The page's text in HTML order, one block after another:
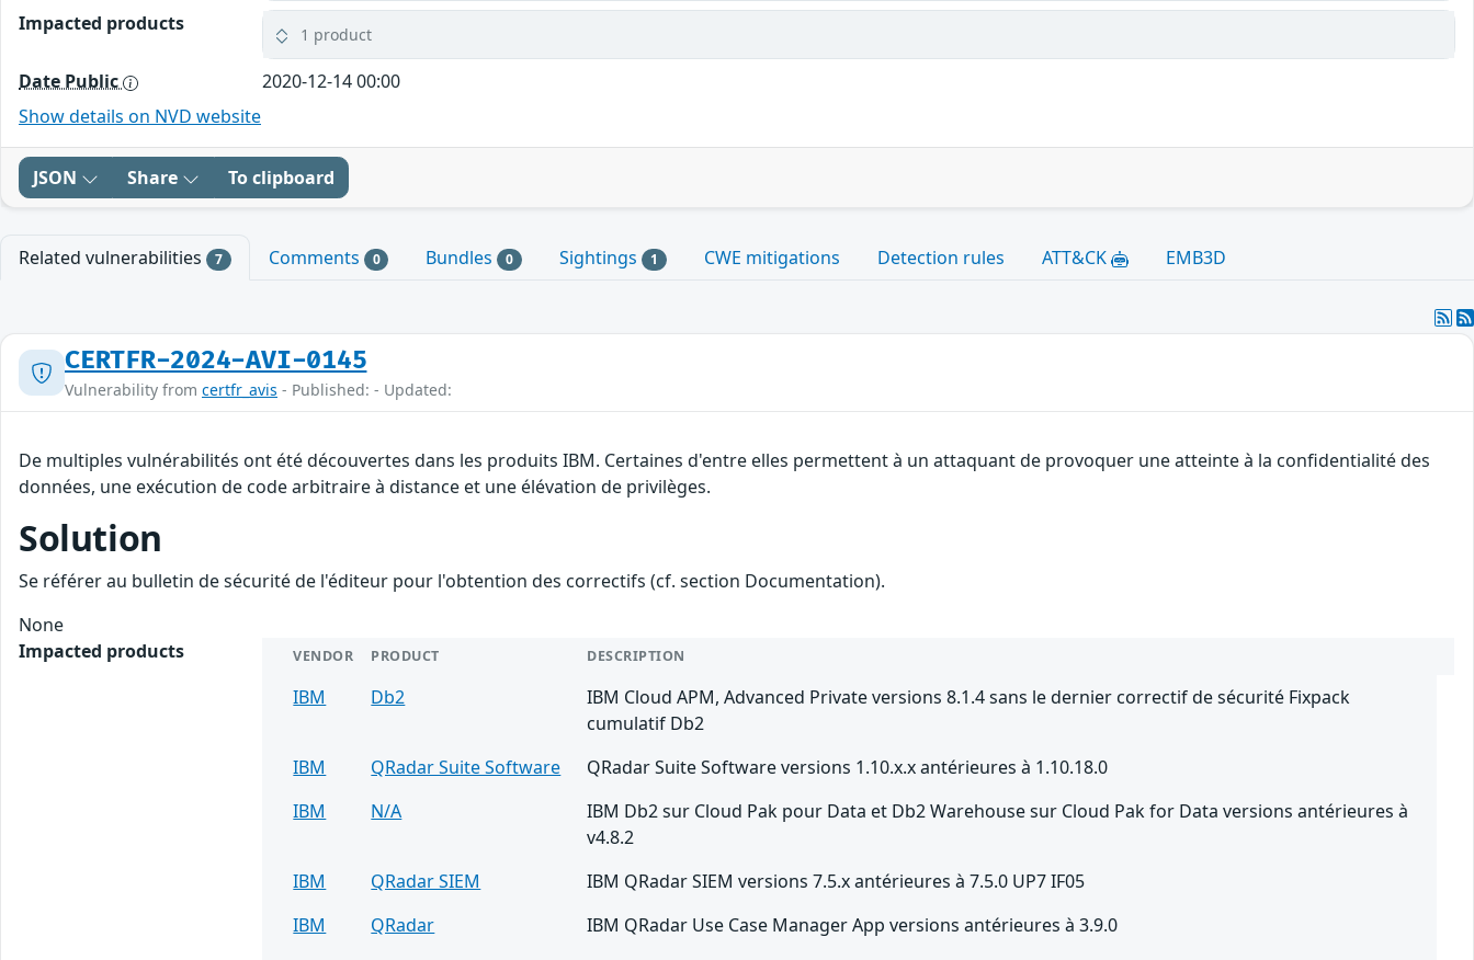
Impacted products 1 product
Date Public
2020-12-14 00:00
Show details on NVD website
JSON Share To clipboard
Related vulnerabilities 7 Comments 0 Bundles 0 Sightings 1 CWE mitigations Detection rules ATT&CK EMB3D
CERTFR-2024-AVI-0145
Vulnerability from certfr_avis - Published: - Updated:
De multiples vulnérabilités ont été découvertes dans les produits IBM. Certaines d'entre elles permettent à un attaquant de provoquer une atteinte à la confidentialité des
données, une exécution de code arbitraire à distance et une élévation de privilèges.
Solution
Se référer au bulletin de sécurité de l'éditeur pour l'obtention des correctifs (cf. section Documentation).
None
Impacted products
VENDOR PRODUCT DESCRIPTION
IBM Db2
IBM Cloud APM, Advanced Private versions 8.1.4 sans le dernier correctif de sécurité Fixpack
cumulatif Db2
IBM
QRadar Suite Software
QRadar Suite Software versions 1.10.x.x antérieures à 1.10.18.0
IBM
N/A
IBM Db2 sur Cloud Pak pour Data et Db2 Warehouse sur Cloud Pak for Data versions antérieures à
v4.8.2
IBM
QRadar SIEM
IBM QRadar SIEM versions 7.5.x antérieures à 7.5.0 UP7 IF05
IBM
QRadar
IBM QRadar Use Case Manager App versions antérieures à 3.9.0